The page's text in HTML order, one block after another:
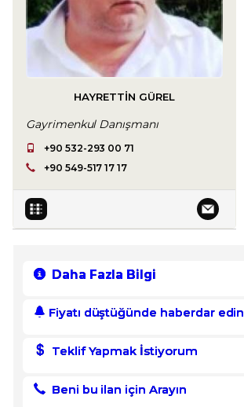
HAYRETTIN GÜREL
Gayrimenkul Danışmanı
+90 532-293 00 71
+90 549-517 17 17
Daha Fazla Bilgi
Fiyatı düştüğünde haberdar edin
Teklif Yapmak İstiyorum
Beni bu ilan için Arayın